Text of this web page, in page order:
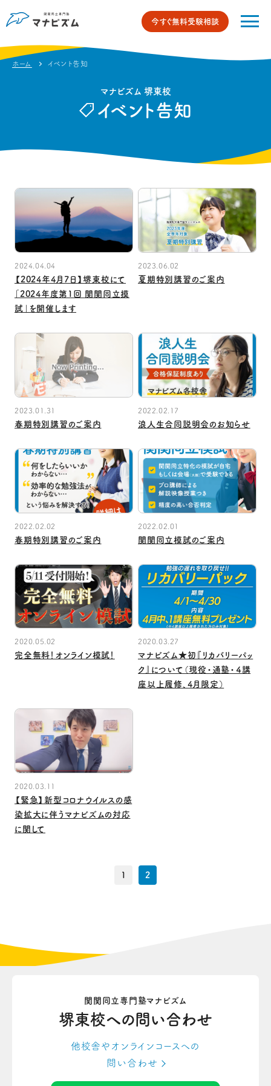
今すぐ無料受験相談
ホーム イベント告知
マナビズム 堺東校
イベント告知
2024.04.04
【2024年4月7日】堺東校にて
「2024年度第1回 関関同立摸
試」を開催します
2023.06.02
夏期特別講習のご案内
2023.01.31
春期特別講習のご案内
2022.02.17
浪人生合同説明会のお知らせ
2022.02.02
春期特別講習のご案内
2022.02.01
関関同立模試のご案内
2020.05.02
完全無料！オンライン模試！
2020.03.27
マナビズム★初『リカバリーパッ
ク』について（現役・通塾・４講
座以上履修、4月限定）
2020.03.11
【緊急】新型コロナウイルスの感
染拡大に伴うマナビズムの対応
に関して
1 2
関関同立専門塾マナビズム
堺東校への問い合わせ
他校舎やオンラインコースへの
問い合わせ